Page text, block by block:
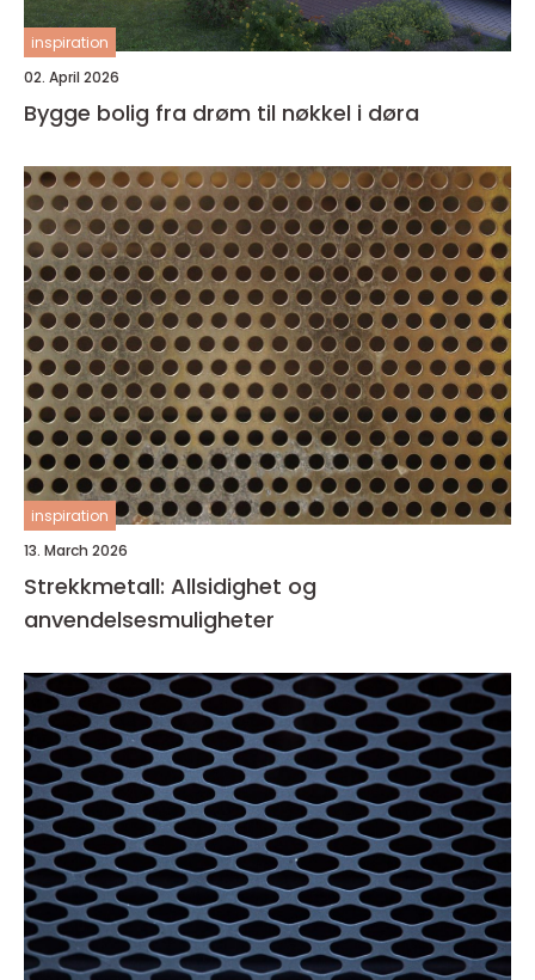
inspiration
02. April 2026
Bygge bolig fra drøm til nøkkel i døra
inspiration
13. March 2026
Strekkmetall: Allsidighet og
anvendelsesmuligheter